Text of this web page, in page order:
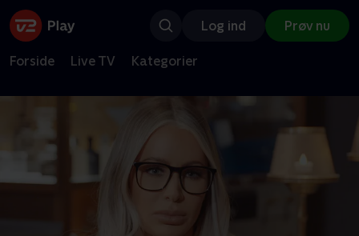
Log ind Prøv nu
Forside Live TV Kategorier